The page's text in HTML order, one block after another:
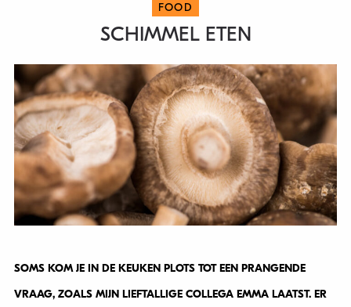
FOOD
SCHIMMEL ETEN
SOMS KOM JE IN DE KEUKEN PLOTS TOT EEN PRANGENDE
VRAAG, ZOALS MIJN LIEFTALLIGE COLLEGA EMMA LAATST. ER